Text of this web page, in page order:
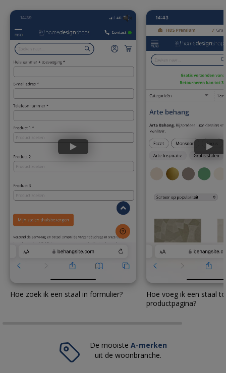
Hoe zoek ik een staal in formulier?
Hoe voeg ik een staal
productpagina?
De mooiste A-merken
uit de woonbranche.